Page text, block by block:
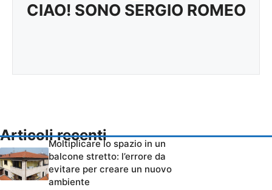
CIAO! SONO SERGIO ROMEO
Articoli recenti
Moltiplicare lo spazio in un
balcone stretto: l’errore da
evitare per creare un nuovo
ambiente